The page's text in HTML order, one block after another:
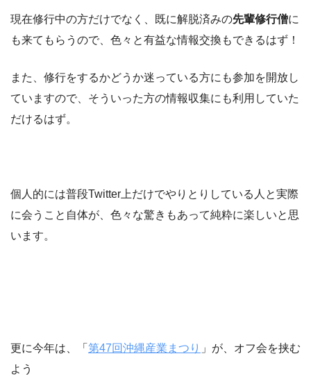
現在修行中の方だけでなく、既に解脱済みの先輩修行僧に
も来てもらうので、色々と有益な情報交換もできるはず！
また、修行をするかどうか迷っている方にも参加を開放し
ていますので、そういった方の情報収集にも利用していた
だけるはず。
個人的には普段Twitter上だけでやりとりしている人と実際
に会うこと自体が、色々な驚きもあって純粋に楽しいと思
います。
更に今年は、「 第47回沖縄産業まつり 」が、オフ会を挟む
よう